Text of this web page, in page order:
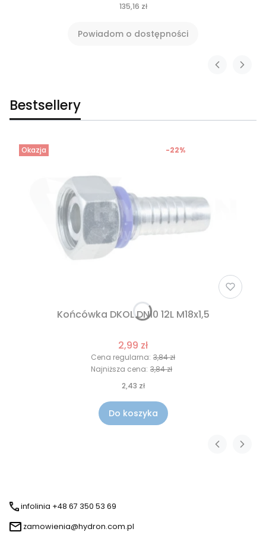
135,16 zł
Powiadom o dostępności
Bestsellery
Okazja
Końcówka DKOL DN10 12L M18x1,5
2,99 zł
Cena regularna: 3,84 zł
-22%
Najniższa cena: 3,84 zł
2,43 zł
Do koszyka
infolinia +48 67 350 53 69
zamowienia@hydron.com.pl